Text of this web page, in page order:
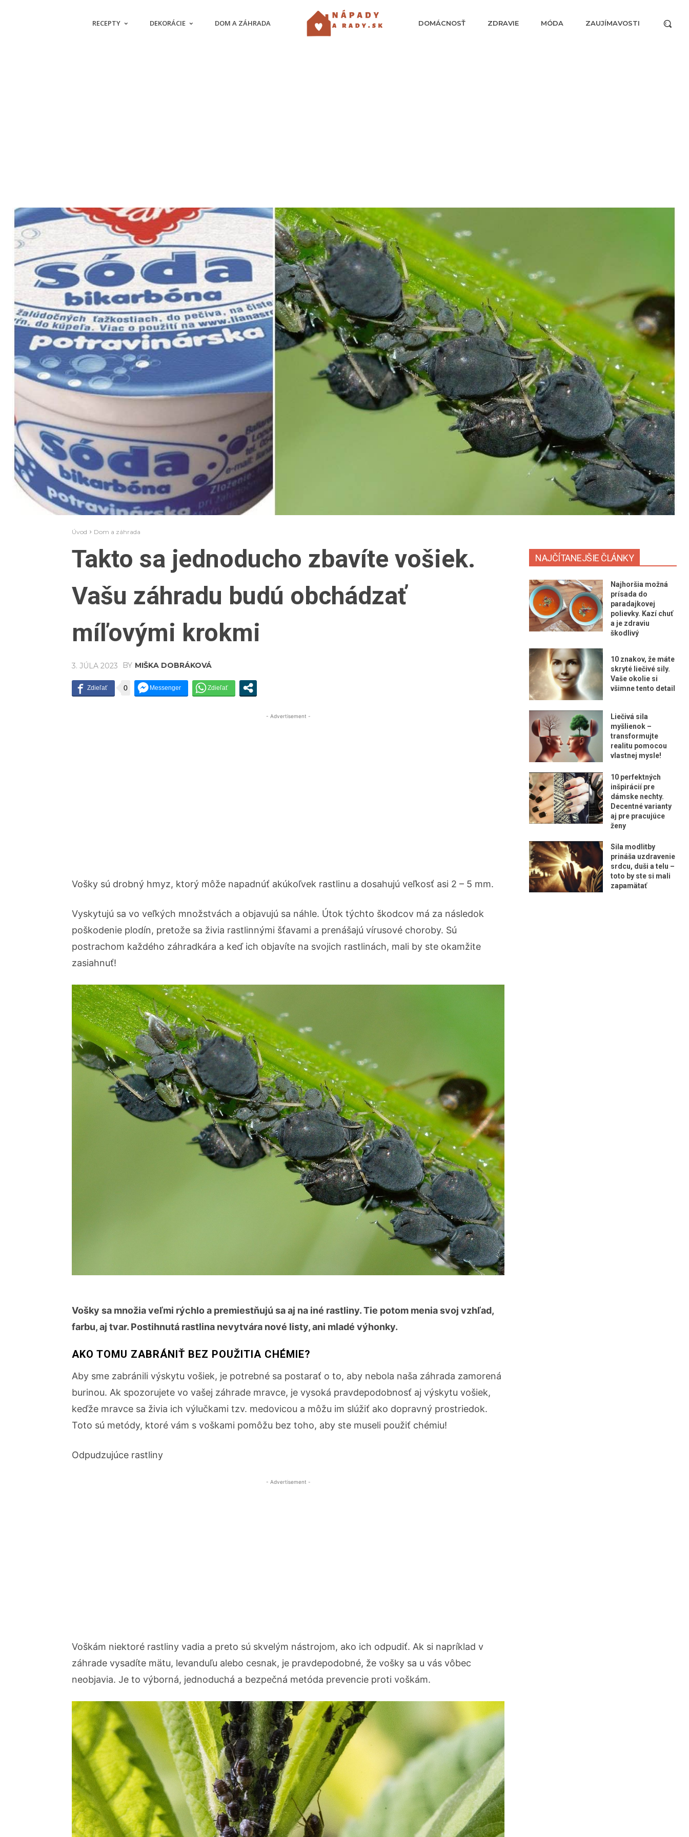
RECEPTY DEKORÁCIE DOM A ZÁHRADA DOMÁCNOSŤ ZDRAVIE MÓDA ZAUJÍMAVOSTI
Úvod Dom a záhrada
Takto sa jednoducho zbavíte vošiek.
Vašu záhradu budú obchádzať
míľovými krokmi
3. JÚLA 2023 BY MIŠKA DOBRÁKOVÁ
0
- Advertisement -
Vošky sú drobný hmyz, ktorý môže napadnúť akúkoľvek rastlinu a dosahujú veľkosť asi 2 – 5 mm.
Vyskytujú sa vo veľkých množstvách a objavujú sa náhle. Útok týchto škodcov má za následok
poškodenie plodín, pretože sa živia rastlinnými šťavami a prenášajú vírusové choroby. Sú
postrachom každého záhradkára a keď ich objavíte na svojich rastlinách, mali by ste okamžite
zasiahnuť!
Vošky sa množia veľmi rýchlo a premiestňujú sa aj na iné rastliny. Tie potom menia svoj vzhľad,
farbu, aj tvar. Postihnutá rastlina nevytvára nové listy, ani mladé výhonky.
AKO TOMU ZABRÁNIŤ BEZ POUŽITIA CHÉMIE?
Aby sme zabránili výskytu vošiek, je potrebné sa postarať o to, aby nebola naša záhrada zamorená
burinou. Ak spozorujete vo vašej záhrade mravce, je vysoká pravdepodobnosť aj výskytu vošiek,
keďže mravce sa živia ich výlučkami tzv. medovicou a môžu im slúžiť ako dopravný prostriedok.
Toto sú metódy, ktoré vám s voškami pomôžu bez toho, aby ste museli použiť chémiu!
Odpudzujúce rastliny
- Advertisement -
Voškám niektoré rastliny vadia a preto sú skvelým nástrojom, ako ich odpudiť. Ak si napríklad v
záhrade vysadíte mätu, levanduľu alebo cesnak, je pravdepodobné, že vošky sa u vás vôbec
neobjavia. Je to výborná, jednoduchá a bezpečná metóda prevencie proti voškám.
NAJČÍTANEJŠIE ČLÁNKY
Najhoršia možná
prísada do
paradajkovej
polievky. Kazí chuť
a je zdraviu
škodlivý
10 znakov, že máte
skryté liečivé sily.
Vaše okolie si
všimne tento detail
Liečivá sila
myšlienok –
transformujte
realitu pomocou
vlastnej mysle!
10 perfektných
inšpirácií pre
dámske nechty.
Decentné varianty
aj pre pracujúce
ženy
Sila modlitby
prináša uzdravenie
srdcu, duši a telu –
toto by ste si mali
zapamätať